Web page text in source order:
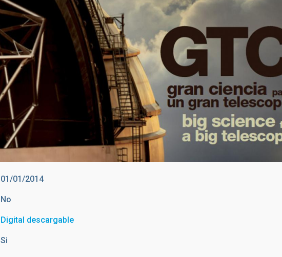
01/01/2014
No
Digital descargable
Si